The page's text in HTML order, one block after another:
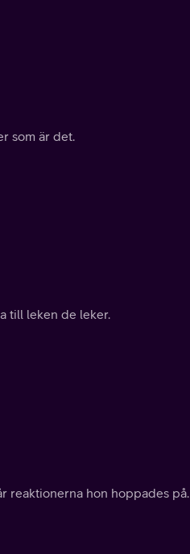
som är det.
till leken de leker.
reaktionerna hon hoppades på.